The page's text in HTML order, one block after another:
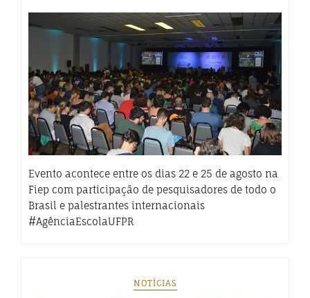
Evento acontece entre os dias 22 e 25 de agosto na
Fiep com participação de pesquisadores de todo o
Brasil e palestrantes internacionais
#AgênciaEscolaUFPR
NOTÍCIAS